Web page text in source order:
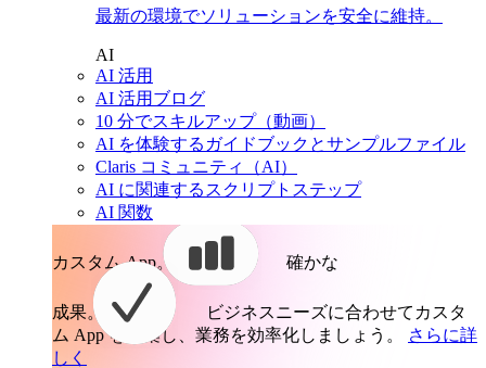
最新の環境でソリューションを安全に維持。
AI
AI 活用
AI 活用ブログ
10 分でスキルアップ（動画）
AI を体験するガイドブックとサンプルファイル
Claris コミュニティ（AI）
AI に関連するスクリプトステップ
AI 関数
カスタム App。 確かな
成果。
ビジネスニーズに合わせてカスタ
ム App を構築し、業務を効率化しましょう。
さらに詳
しく